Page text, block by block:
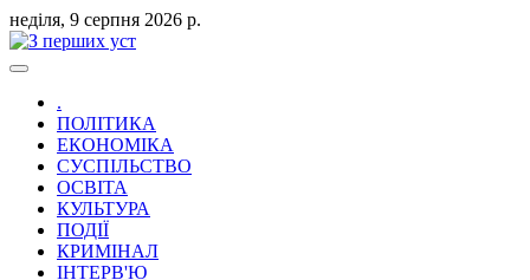
неділя, 9 серпня 2026 р.
.
ПОЛІТИКА
ЕКОНОМІКА
СУСПІЛЬСТВО
ОСВІТА
КУЛЬТУРА
ПОДІЇ
КРИМІНАЛ
ІНТЕРВ'Ю